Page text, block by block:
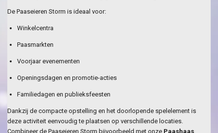
De Paaseieren Storm is ideaal voor:
Winkelcentra
Paasmarkten
Voorjaar evenementen
Openingsdagen en promotie-acties
Familiedagen en publieksfeesten
Dankzij de compacte opstelling en het doorlopende spelelement is
deze activiteit eenvoudig te plaatsen op verschillende locaties.
Combineer de Paaseieren Storm bijvoorbeeld met onze Paashaas